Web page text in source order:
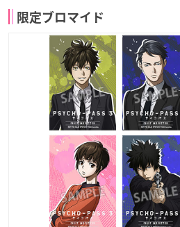
限定ブロマイド